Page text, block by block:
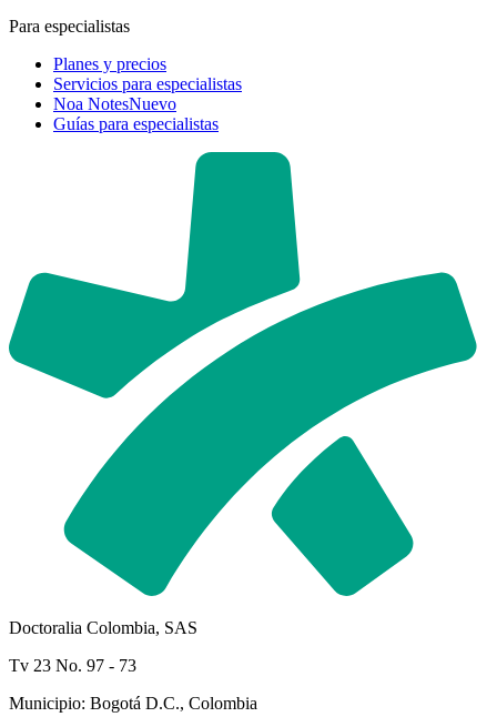
Para especialistas
Planes y precios
Servicios para especialistas
Noa NotesNuevo
Guías para especialistas
Doctoralia Colombia, SAS
Tv 23 No. 97 - 73
Municipio: Bogotá D.C., Colombia